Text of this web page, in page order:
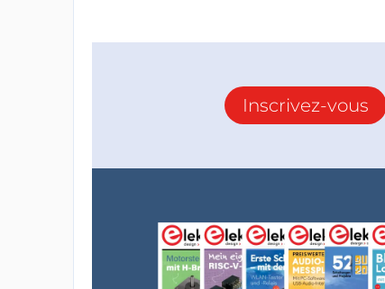
Inscrivez-vous